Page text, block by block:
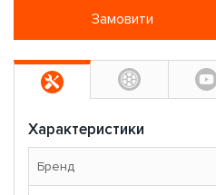
Замовити
Характеристики
Бренд